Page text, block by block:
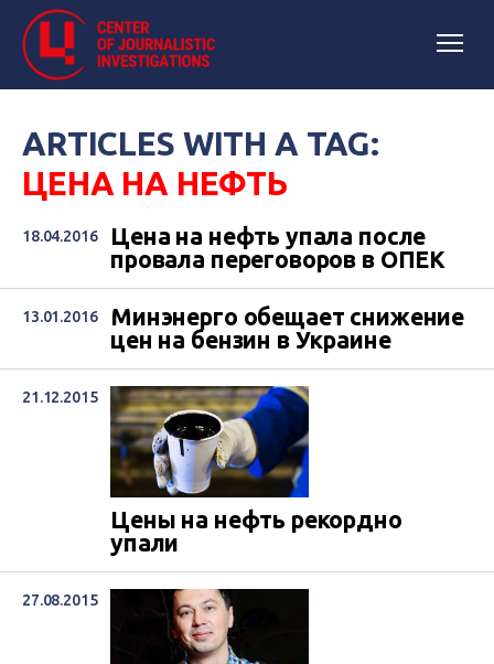
ARTICLES WITH A TAG:
ЦЕНА НА НЕФТЬ
18.04.2016
Цена на нефть упала после
провала переговоров в ОПЕК
13.01.2016
Минэнерго обещает снижение
цен на бензин в Украине
21.12.2015
Цены на нефть рекордно
упали
27.08.2015